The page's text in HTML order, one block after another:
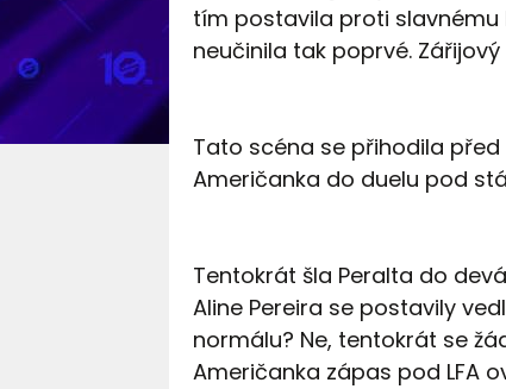
tím postavila proti slavnému
neučinila tak poprvé.
Tato scéna se přihodila
Američanka do duelu pod
Tentokrát šla Peralta do
Aline Pereira se postavily
normálu? Ne, tentokrát se
Američanka zápas pod LFA